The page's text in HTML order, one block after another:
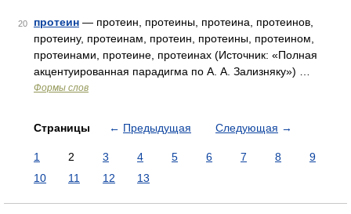
20 протеин — протеин, протеины, протеина, протеинов,
протеину, протеинам, протеин, протеины, протеином,
протеинами, протеине, протеинах (Источник: «Полная
акцентуированная парадигма по А. А. Зализняку») …
Формы слов
Страницы ← Предыдущая Следующая →
1 2 3 4 5 6 7 8
9
10
11 12 13